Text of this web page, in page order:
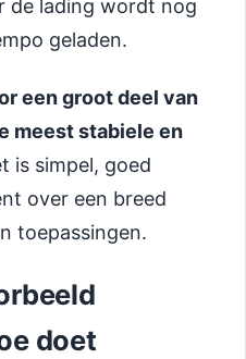
de lading wordt nog
geladen.
een groot deel van
meest stabiele en
is simpel, goed
over een breed
toepassingen.
doet